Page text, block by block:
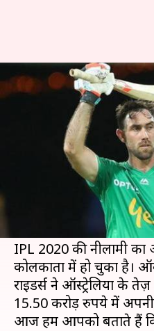
IPL 2020: इन
खिलाड़ियों पर
मोहम्मद वाहिद Jan 07, 2020
इंडियन प्रीमियर लीग के
बिगुल बज गया है। इस
साल मार्च के अंत से खेला
IPL 2020 की नीलामी
कोलकाता में हो चुका है।
राइडर्स ने ऑस्ट्रेलिया के
15.50 करोड़ रुपये में अपनी
आज हम आपको बताते हैं